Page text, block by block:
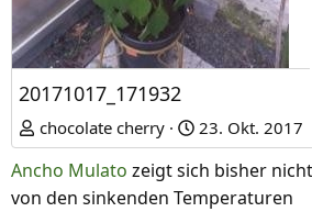
20171017_171932
chocolate cherry 23. Okt. 2017
Ancho Mulato zeigt sich bisher
von den sinkenden Temperaturen